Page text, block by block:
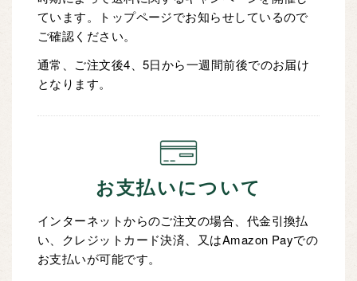
ています。トップページでお知らせしているので
ご確認ください。
通常、ご注文後4、5日から一週間前後でのお届け
となります。
お支払いについて
インターネットからのご注文の場合、代金引換払
い、クレジットカード決済、又はAmazon Payでの
お支払いが可能です。